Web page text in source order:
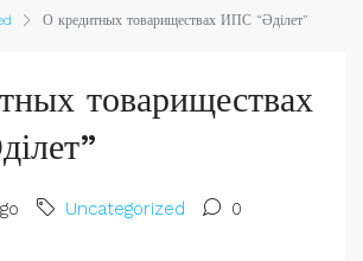
О кредитных товариществах ИПС “Әділет”
товариществах
Uncategorized 0